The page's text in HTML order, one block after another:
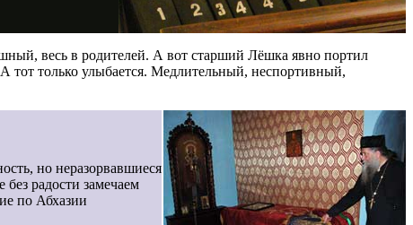
весь в родителей. А вот старший Лёшка явно портил
тот только улыбается. Медлительный, неспортивный,
но неразорвавшиеся
радости замечаем
по Абхазии